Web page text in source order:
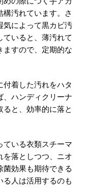
汚れています。さ
気によって黒カビ汚
いると、薄汚れて
ますので、定期的な
付着した汚れをハタ
、ハンディクリーナ
と、効率的に落と
ている衣類スチーマ
を落としつつ、ニオ
菌効果も期待できる
人は活用するのも